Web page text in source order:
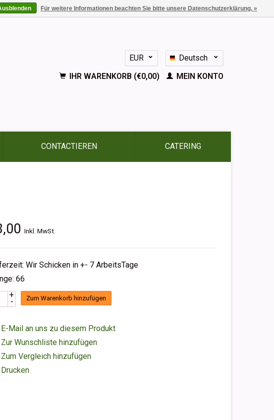
EUR
GBP
Deutsch
Nederlands
English
IHR WARENKORB (€0,00) MEIN KONTO
CONTACTIEREN CATERING
Inkl. MwSt.
Wir Schicken in +- 7 ArbeitsTage
66
+
- Zum Warenkorb hinzufügen
E-Mail an uns zu diesem Produkt
Zur Wunschliste hinzufügen
Zum Vergleich hinzufügen
Drucken
Für weitere Informationen beachten Sie bitte unsere Datenschutzerklärung. »